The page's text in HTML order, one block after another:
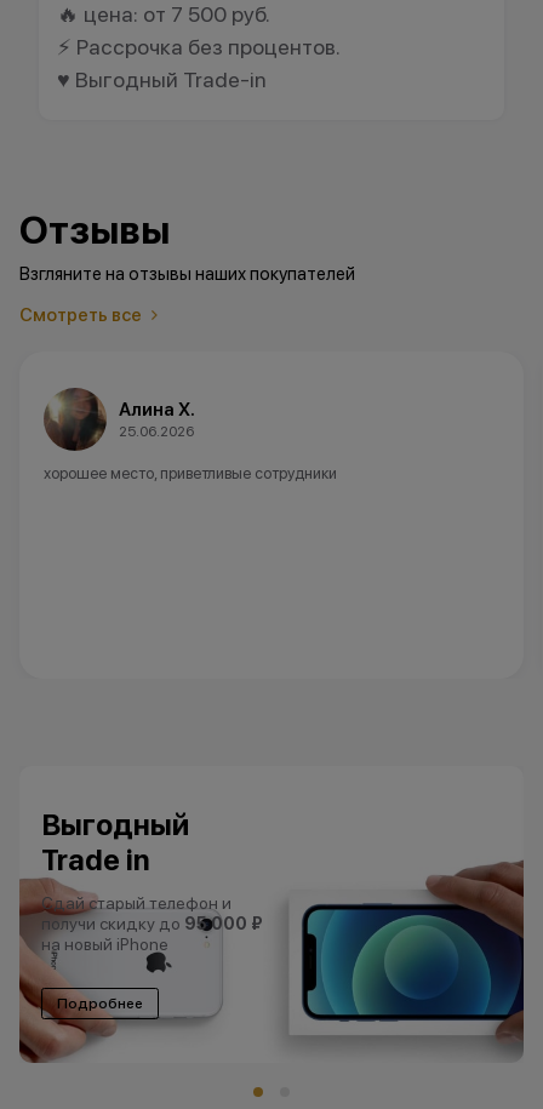
🔥 цена: от 7 500 руб.
⚡ Рассрочка без процентов.
♥️ Выгодный Trade-in
Отзывы
Взгляните на отзывы наших покупателей
Смотреть все
Анна А.
20.06.2026
Советую данный магазин ,в наличии не было модели которая
Гарантия
низкой цены
Нашли цены ниже?
Сделаем еще ниже!
Подробнее